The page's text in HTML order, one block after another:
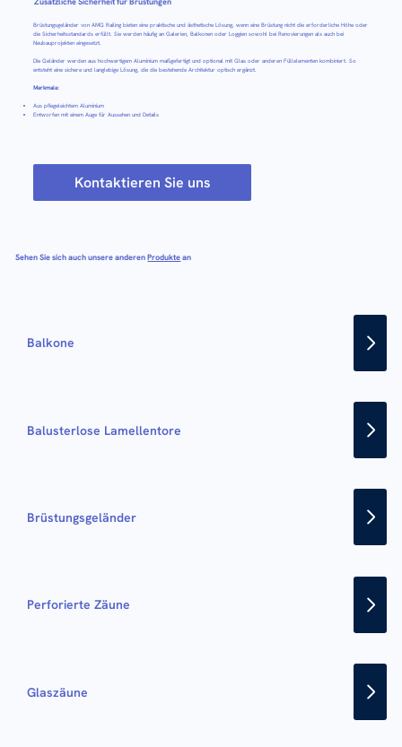
Brüstungsgeländer von AMG Railing bieten eine praktische und ästhetische Lösung, wenn eine Brüstung nicht die erforderliche Höhe oder
die Sicherheitsstandards erfüllt. Sie werden häufig an Galerien, Balkonen oder Loggien sowohl bei Renovierungen als auch bei
Neubauprojekten eingesetzt.
Die Geländer werden aus hochwertigem Aluminium maßgefertigt und optional mit Glas oder anderen Füllelementen kombiniert. So
entsteht eine sichere und langlebige Lösung, die die bestehende Architektur optisch ergänzt.
Merkmale:
Aus pflegeleichtem Aluminium
Entworfen mit einem Auge für Aussehen und Details
Kontaktieren Sie uns
Sehen Sie sich auch unsere anderenProduktean
Balkone
Balusterlose Lamellentore
Brüstungsgeländer
Perforierte Zäune
Glaszäune